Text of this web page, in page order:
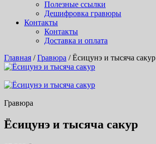
Полезные ссылки
Дешифровка гравюры
Контакты
Контакты
Доставка и оплата
Главная /Гравюра / Ёсицунэ и тысяча сакур
Гравюра
Ёсицунэ и тысяча сакур